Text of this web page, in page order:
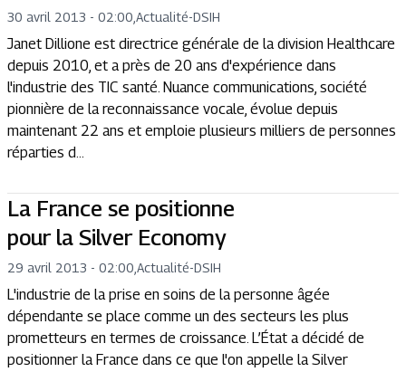
30 avril 2013 - 02:00 Actualité-DSIH
Janet Dillione est directrice générale de la division Healthcare
depuis 2010, et a près de 20 ans d'expérience dans
l'industrie des TIC santé. Nuance communications, société
pionnière de la reconnaissance vocale, évolue depuis
maintenant 22 ans et emploie plusieurs milliers de personnes
réparties d...
La France se positionne
pour la Silver Economy
29 avril 2013 - 02:00 Actualité-DSIH
L'industrie de la prise en soins de la personne âgée
dépendante se place comme un des secteurs les plus
prometteurs en termes de croissance. L’État a décidé de
positionner la France dans ce que l'on appelle la Silver